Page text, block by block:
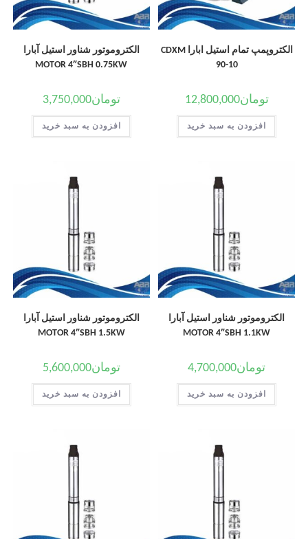
الکتروپمپ تمام استیل ابارا CDXM
90-10
تومان12,800,000
افزودن به سبد خرید
الکتروموتور شناور استیل آبارا
MOTOR 4″SBH 0.75KW
تومان3,750,000
افزودن به سبد خرید
الکتروموتور شناور استیل آبارا
MOTOR 4″SBH 1.1KW
تومان4,700,000
افزودن به سبد خرید
الکتروموتور شناور استیل آبارا
MOTOR 4″SBH 1.5KW
تومان5,600,000
افزودن به سبد خرید